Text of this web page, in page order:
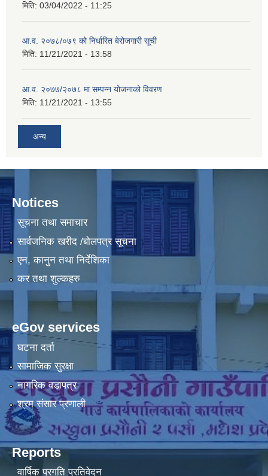
मिति: 03/04/2022 - 11:25
आ.व. २०७८/०७९ को निर्धारित बेरोजगारी सूची
मिति: 11/21/2021 - 13:58
आ.व. २०७७/२०७८ मा सम्पन्न योजनाको विवरण
मिति: 11/21/2021 - 13:55
अन्य
Notices
सूचना तथा समाचार
सार्वजनिक खरीद /बोलपत्र सूचना
एन, कानुन तथा निर्देशिका
कर तथा शुल्कहरु
eGov services
घटना दर्ता
सामाजिक सुरक्षा
नागरिक वडापत्र
श्रम संसार प्रणाली
Reports
वार्षिक प्रगति प्रतिवेदन